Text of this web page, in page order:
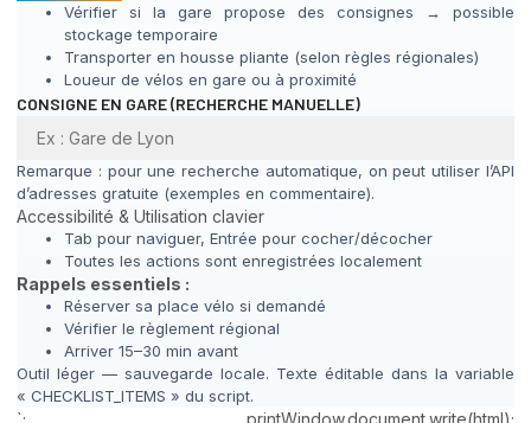
Vérifier si la gare propose des consignes → possible
stockage temporaire
Transporter en housse pliante (selon règles régionales)
Loueur de vélos en gare ou à proximité
CONSIGNE EN GARE (RECHERCHE MANUELLE)
Remarque : pour une recherche automatique, on peut utiliser l’API
d’adresses gratuite (exemples en commentaire).
Accessibilité & Utilisation clavier
Tab pour naviguer, Entrée pour cocher/décocher
Toutes les actions sont enregistrées localement
Rappels essentiels :
Réserver sa place vélo si demandé
Vérifier le règlement régional
Arriver 15–30 min avant
Outil léger — sauvegarde locale. Texte éditable dans la variable
« CHECKLIST_ITEMS » du script.
`; printWindow.document.write(html);